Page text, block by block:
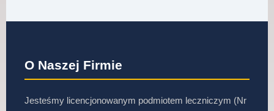
O Naszej Firmie
Jesteśmy licencjonowanym podmiotem leczniczym (Nr